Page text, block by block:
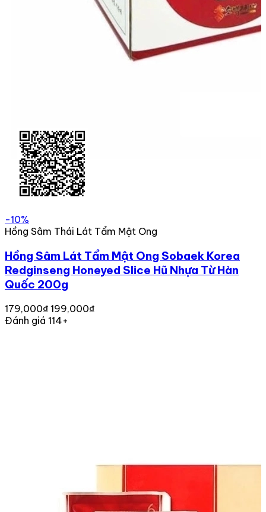
-10%
Hồng Sâm Thái Lát Tẩm Mật Ong
Hồng Sâm Lát Tẩm Mật Ong Sobaek Korea
Redginseng Honeyed Slice Hũ Nhựa Từ Hàn
Quốc 200g
179,000₫ 199,000₫
Đánh giá 114+